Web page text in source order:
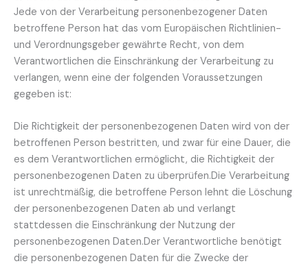
Jede von der Verarbeitung personenbezogener Daten
betroffene Person hat das vom Europäischen Richtlinien-
und Verordnungsgeber gewährte Recht, von dem
Verantwortlichen die Einschränkung der Verarbeitung zu
verlangen, wenn eine der folgenden Voraussetzungen
gegeben ist:
Die Richtigkeit der personenbezogenen Daten wird von der
betroffenen Person bestritten, und zwar für eine Dauer, die
es dem Verantwortlichen ermöglicht, die Richtigkeit der
personenbezogenen Daten zu überprüfen.Die Verarbeitung
ist unrechtmäßig, die betroffene Person lehnt die Löschung
der personenbezogenen Daten ab und verlangt
stattdessen die Einschränkung der Nutzung der
personenbezogenen Daten.Der Verantwortliche benötigt
die personenbezogenen Daten für die Zwecke der